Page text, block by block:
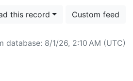
this record Custom feed
database: 8/1/26, 2:10 AM (UTC)